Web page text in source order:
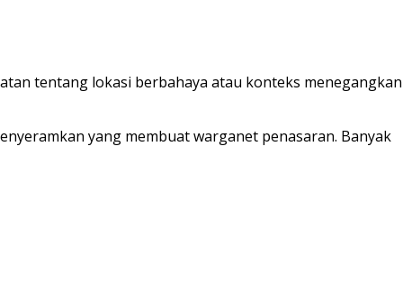
tentang lokasi berbahaya atau konteks menegangkan
yang membuat warganet penasaran. Banyak